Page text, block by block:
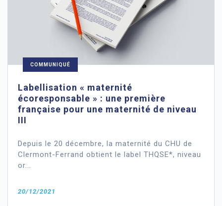
COMMUNIQUÉ
Labellisation « maternité
écoresponsable » : une première
française pour une maternité de niveau
III
Depuis le 20 décembre, la maternité du CHU de
Clermont-Ferrand obtient le label THQSE*, niveau
or...
20/12/2021